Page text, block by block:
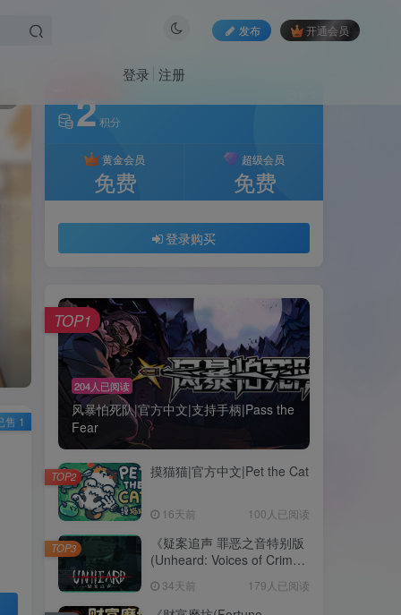
发布 开通会员
登录 注册
售 1
2积分
黄金会员
免费
超级会员
免费
登录购买
204人已阅读
风暴怕死队|官方中文|支持手柄|Pass the
Fear
TOP1
摸猫猫|官方中文|Pet the Cat
16天前 100人已阅读
TOP2
《疑案追声 罪恶之音特别版
(Unheard: Voices of Crime
11111643+全DLC|中文
34天前 179人已阅读
TOP3